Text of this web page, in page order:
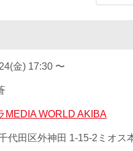
金) 17:30 〜
MEDIA WORLD AKIBA
代田区外神田 1-15-2ミオス